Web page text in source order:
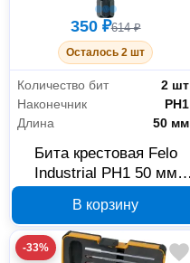
350 ₽614 ₽
Осталось 2 шт
Количество бит
2 шт
Наконечник
PH1
Длина
50 мм
Бита крестовая Felo
Industrial PH1 50 мм
В корзину
-33%